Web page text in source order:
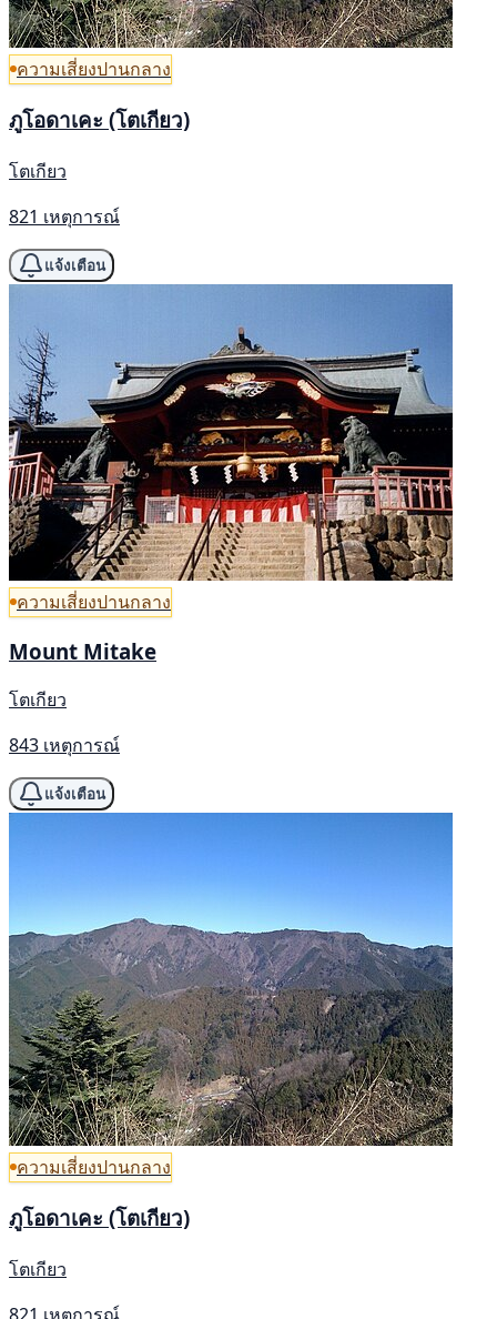
ความเสี่ยงปานกลาง
ภูโอดาเคะ (โตเกียว)
โตเกียว
821 เหตุการณ์
แจ้งเตือน
ความเสี่ยงปานกลาง
Mount Mitake
โตเกียว
843 เหตุการณ์
แจ้งเตือน
ความเสี่ยงปานกลาง
ภูโอดาเคะ (โตเกียว)
โตเกียว